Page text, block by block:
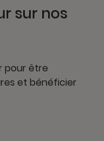
sur nos
pour être
et bénéficier